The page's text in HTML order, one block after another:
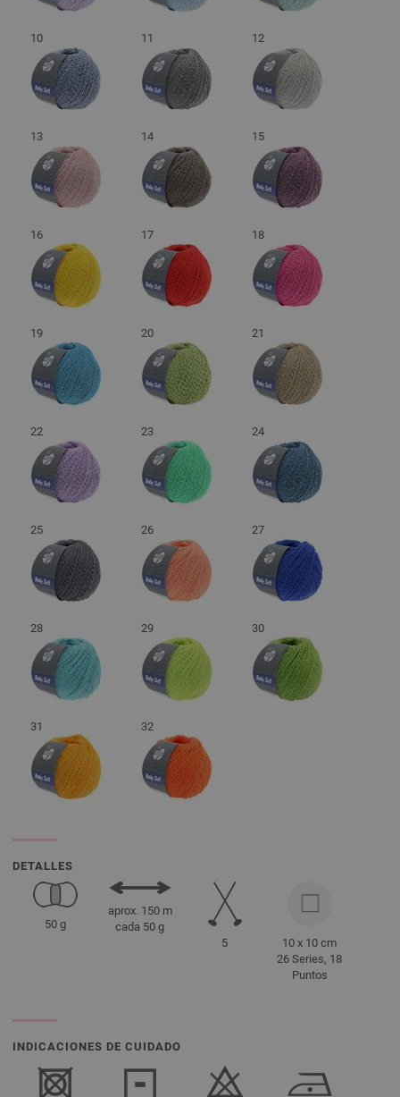
10 11 12
13 14 15
16 17 18
19 20 21
22 23 24
25 26 27
28 29 30
31 32
DETALLES
50 g
aprox. 150 m
cada 50 g
5
10 x 10 cm
26 Series, 18
Puntos
INDICACIONES DE CUIDADO